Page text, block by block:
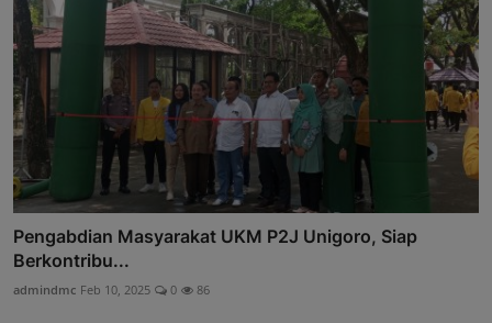
Pengabdian Masyarakat UKM P2J Unigoro, Siap
Berkontribu...
admindmc Feb 10, 2025 0 86